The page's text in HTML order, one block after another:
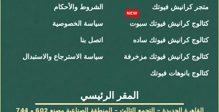
متجر كرانيش فيوتك
كتالوج كرانيش فيوتك سبوت
NEW
كتالوج كرانيش فيوتك ساده
كتالوج كرانيش فيوتك مزخرفة
كتالوج بانوهات فيوتك
الشروط والأحكام
سياسة الخصوصية
اتصل بنا
سياسة الاسترجاع والاستبدال
المقر الرئيسي
القاهرة الجديدة - التجمع الثالث - المنطقة الصناعية مصنع 602 و 744